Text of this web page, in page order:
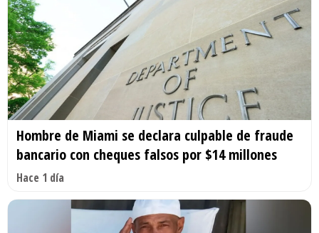
Hombre de Miami se declara culpable de fraude
bancario con cheques falsos por $14 millones
Hace 1 día